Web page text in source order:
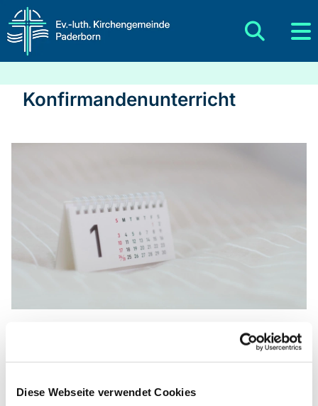
Diese Webseite verwendet Cookies
Konfirmandenunterricht